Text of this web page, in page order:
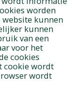
worden
website kunnen
kunnen
van een
voor het
cookies
cookie wordt
wordt